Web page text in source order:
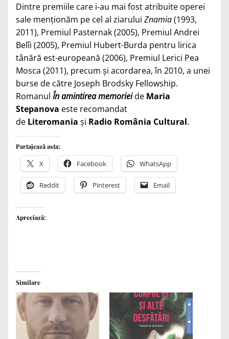
Dintre premiile care i-au mai fost atribuite operei
sale menționăm pe cel al ziarului Znamia(1993,
2011), Premiul Pasternak (2005), Premiul Andrei
Belîi (2005), Premiul Hubert-Burda pentru lirica
tânără est-europeană (2006), Premiul Lerici Pea
Mosca (2011), precum și acordarea, în 2010, a unei
burse de către Joseph Brodsky Fellowship.
Romanul În amintirea memorieide Maria
Stepanova este recomandat
de Literomania și Radio România Cultural.
Partajează asta:
X Facebook WhatsApp
Reddit Pinterest Email
Apreciază:
Similare